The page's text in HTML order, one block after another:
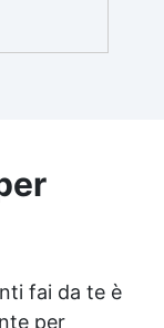
un
acquistare
Finitura
con rullo,
per una
fai da te è
per